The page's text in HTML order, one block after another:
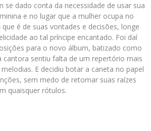
dado conta da necessidade de usar sua
e no lugar que a mulher ocupa no
é de suas vontades e decisões, longe
ao tal príncipe encantado. Foi daí
para o novo álbum, batizado como
cantora sentiu falta de um repertório mais
E decidiu botar a caneta no papel
sem medo de retomar suas raízes
quaisquer rótulos.